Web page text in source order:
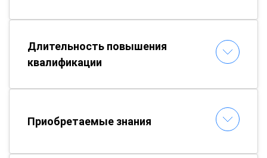
Длительность повышения
квалификации
Приобретаемые знания